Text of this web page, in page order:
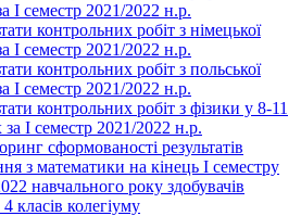
І семестр 2021/2022 н.р.
контрольних робіт з німецької
І семестр 2021/2022 н.р.
контрольних робіт з польської
І семестр 2021/2022 н.р.
контрольних робіт з фізики у 8-11
за І семестр 2021/2022 н.р.
сформованості результатів
з математики на кінець І семестру
навчального року здобувачів
4 класів колегіуму